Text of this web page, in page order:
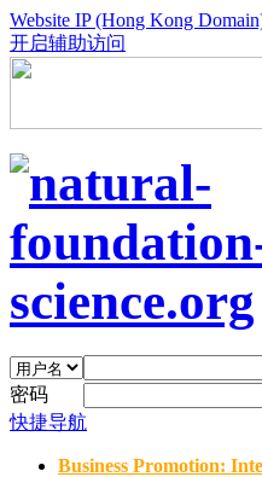
Website IP (Hong Kong
开启辅助访问
密码
快捷导航
Business Promotion: